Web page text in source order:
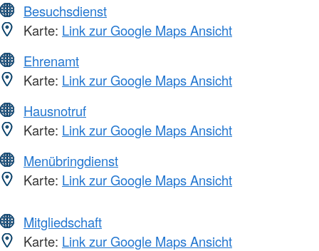
Besuchsdienst
Karte: Link zur Google Maps Ansicht
Ehrenamt
Karte: Link zur Google Maps Ansicht
Hausnotruf
Karte: Link zur Google Maps Ansicht
Menübringdienst
Karte: Link zur Google Maps Ansicht
Mitgliedschaft
Karte: Link zur Google Maps Ansicht